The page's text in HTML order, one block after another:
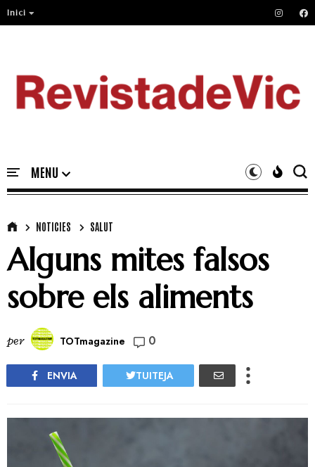
Inici
NOTICIES SALUT
Alguns mites falsos
sobre els aliments
per TOTmagazine 0
ENVIA TUITEJA